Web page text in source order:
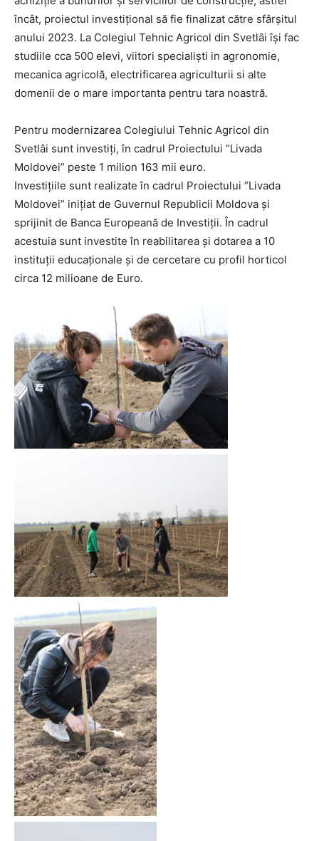
încât, proiectul investițional să fie finalizat către sfârșitul
anului 2023. La Colegiul Tehnic Agricol din Svetlâi își fac
studiile cca 500 elevi, viitori specialiști in agronomie,
mecanica agricolă, electrificarea agriculturii si alte
domenii de o mare importanta pentru tara noastră.
Pentru modernizarea Colegiului Tehnic Agricol din
Svetlâi sunt investiți, în cadrul Proiectului ”Livada
Moldovei” peste 1 milion 163 mii euro.
Investițiile sunt realizate în cadrul Proiectului ”Livada
Moldovei” inițiat de Guvernul Republicii Moldova și
sprijinit de Banca Europeană de Investiții. În cadrul
acestuia sunt investite în reabilitarea și dotarea a 10
instituții educaționale și de cercetare cu profil horticol
circa 12 milioane de Euro.